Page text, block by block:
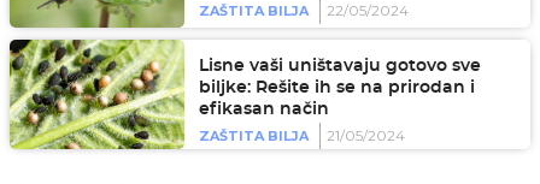
ZAŠTITA BILJA 22/05/2024
Lisne vaši uništavaju gotovo sve
biljke: Rešite ih se na prirodan i
efikasan način
ZAŠTITA BILJA
21/05/2024